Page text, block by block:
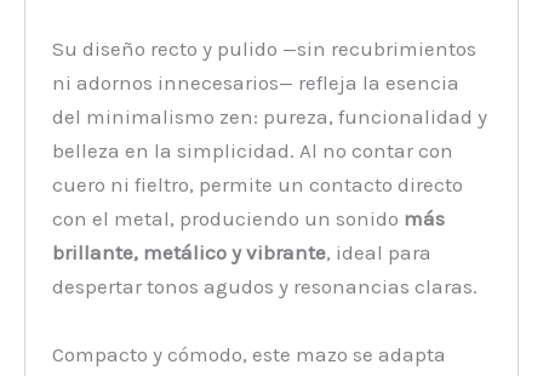
Su diseño recto y pulido —sin recubrimientos
ni adornos innecesarios— refleja la esencia
del minimalismo zen: pureza, funcionalidad y
belleza en la simplicidad. Al no contar con
cuero ni fieltro, permite un contacto directo
con el metal, produciendo un sonido más
brillante, metálico y vibrante, ideal para
despertar tonos agudos y resonancias claras.
Compacto y cómodo, este mazo se adapta